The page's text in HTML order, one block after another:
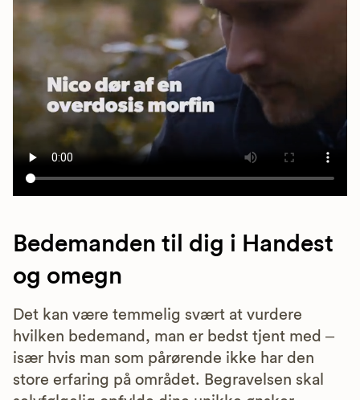
Bedemanden til dig i Handest
og omegn
Det kan være temmelig svært at vurdere
hvilken bedemand, man er bedst tjent med –
især hvis man som pårørende ikke har den
store erfaring på området. Begravelsen skal